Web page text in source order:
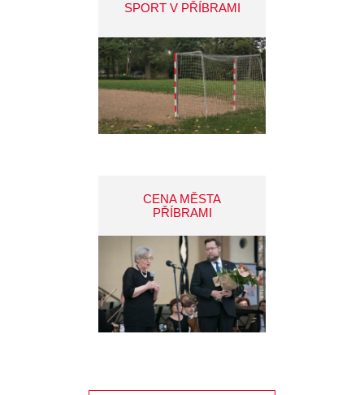
SPORT V PŘÍBRAMI
CENA MĚSTA
PŘÍBRAMI